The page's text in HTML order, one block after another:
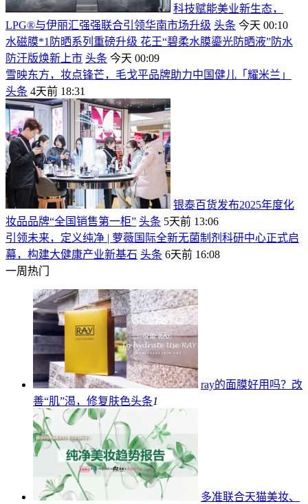
科技赋能美业新生态，
LPG®与伊丽汇强强联合引领华南市场升级 头条 今天 00:10
水磁膜*1防晒系列重磅升级 花王“碧柔水膜鎏光防晒液”防水
防汗版焕新上市 头条 今天 00:09
雪映东方，妆点锋芒，毛戈平品牌助力中国健儿「耀米兰」
头条 4天前 18:31
银泰百货发布2025年度化
妆品品牌“全国销售第一柜” 头条 5天前 13:06
引领未来，定义纯净 | 萝薇国际全新无菌制剂科研中心正式启
幕，构建大健康产业新基石 头条 6天前 16:08
一周热门
ray的面膜好用吗？改
善“肌”渴，修复肤色头条1
多准联合天猫美妆、